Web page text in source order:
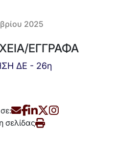
2025
ΕΓΓΡΑΦΑ
ΔΕ - 26η
σελίδας